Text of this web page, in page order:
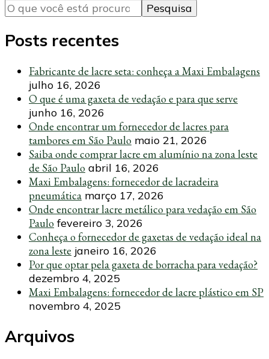
algo?
Posts recentes
Fabricante de lacre seta: conheça a Maxi Embalagens
julho 16, 2026
O que é uma gaxeta de vedação e para que serve
junho 16, 2026
Onde encontrar um fornecedor de lacres para
tambores em São Paulo maio 21, 2026
Saiba onde comprar lacre em alumínio na zona leste
de São Paulo abril 16, 2026
Maxi Embalagens: fornecedor de lacradeira
pneumática março 17, 2026
Onde encontrar lacre metálico para vedação em São
Paulo fevereiro 3, 2026
Conheça o fornecedor de gaxetas de vedação ideal na
zona leste janeiro 16, 2026
Por que optar pela gaxeta de borracha para vedação?
dezembro 4, 2025
Maxi Embalagens: fornecedor de lacre plástico em SP
novembro 4, 2025
Arquivos